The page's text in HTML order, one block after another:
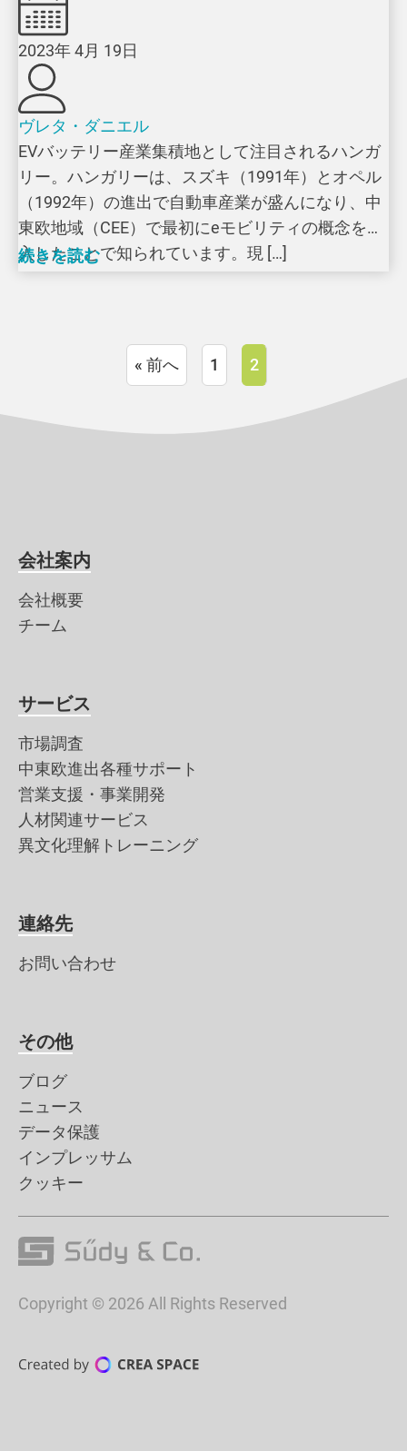
2023年 4月 19日
ヴレタ・ダニエル
EVバッテリー産業集積地として注目されるハンガ
リー。ハンガリーは、スズキ（1991年）とオペル
（1992年）の進出で自動車産業が盛んになり、中
東欧地域（CEE）で最初にeモビリティの概念を導
入したことで知られています。現 […]
続きを読む
« 前へ 1 2
会社案内
会社概要
チーム
サービス
市場調査
中東欧進出各種サポート
営業支援・事業開発
人材関連サービス
異文化理解トレーニング
連絡先
お問い合わせ
その他
ブログ
ニュース
データ保護
インプレッサム
クッキー
Copyright © 2026 All Rights Reserved